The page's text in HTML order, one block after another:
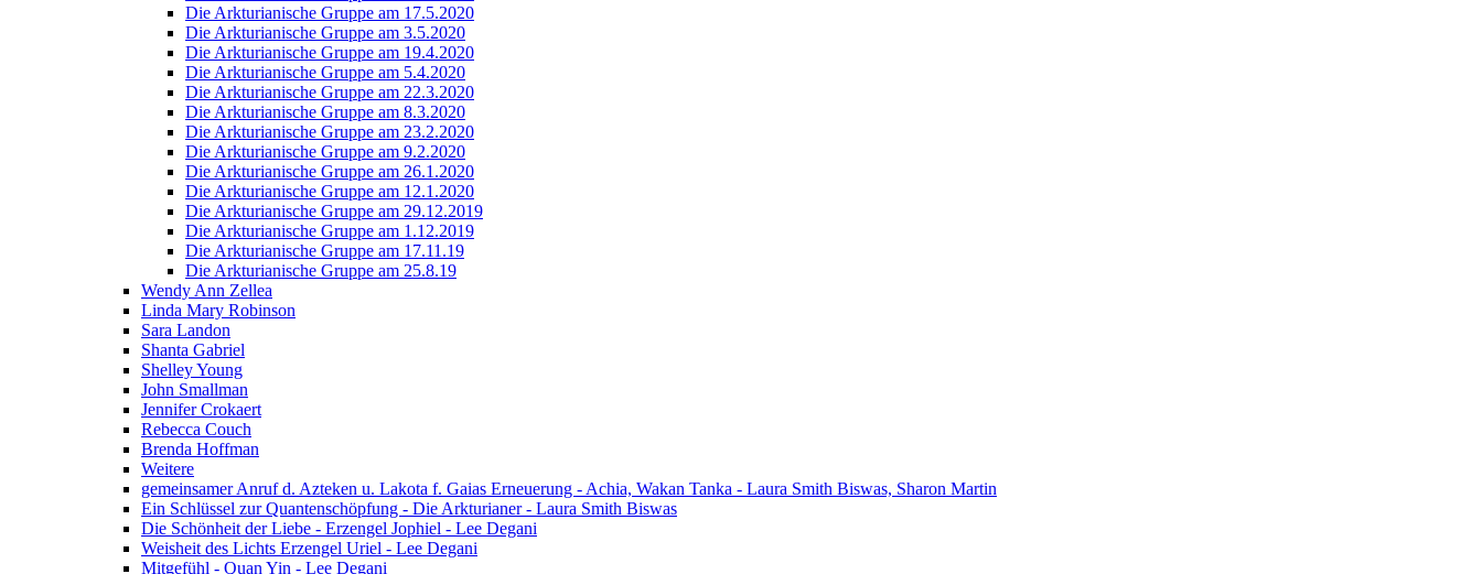
Die Arkturianische Gruppe am 17.5.2020
Die Arkturianische Gruppe am 3.5.2020
Die Arkturianische Gruppe am 19.4.2020
Die Arkturianische Gruppe am 5.4.2020
Die Arkturianische Gruppe am 22.3.2020
Die Arkturianische Gruppe am 8.3.2020
Die Arkturianische Gruppe am 23.2.2020
Die Arkturianische Gruppe am 9.2.2020
Die Arkturianische Gruppe am 26.1.2020
Die Arkturianische Gruppe am 12.1.2020
Die Arkturianische Gruppe am 29.12.2019
Die Arkturianische Gruppe am 1.12.2019
Die Arkturianische Gruppe am 17.11.19
Die Arkturianische Gruppe am 25.8.19
Wendy Ann Zellea
Linda Mary Robinson
Sara Landon
Shanta Gabriel
Shelley Young
John Smallman
Jennifer Crokaert
Rebecca Couch
Brenda Hoffman
Weitere
gemeinsamer Anruf d. Azteken u. Lakota f. Gaias Erneuerung - Achia, Wakan Tanka - Laura Smith Biswas, Sharon Martin
Ein Schlüssel zur Quantenschöpfung - Die Arkturianer - Laura Smith Biswas
Die Schönheit der Liebe - Erzengel Jophiel - Lee Degani
Weisheit des Lichts Erzengel Uriel - Lee Degani
Mitgefühl - Quan Yin - Lee Degani